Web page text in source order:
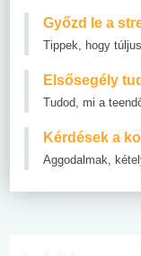
Győzd le a
Tippek, hogy
Elsősegély
Tudod, mi a
Kérdések a
Aggodalmak,